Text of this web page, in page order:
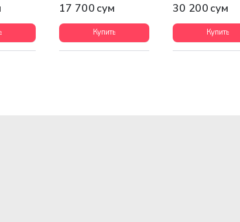
17 700 сум
Купить
30 200 сум
Купить